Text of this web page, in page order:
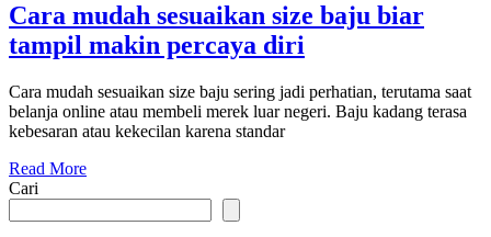
Cara mudah sesuaikan size baju biar
tampil makin percaya diri
Cara mudah sesuaikan size baju sering jadi perhatian, terutama saat
belanja online atau membeli merek luar negeri. Baju kadang terasa
kebesaran atau kekecilan karena standar
Read More
Cari